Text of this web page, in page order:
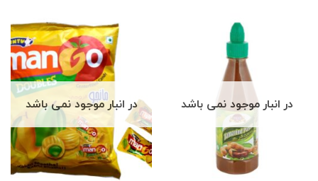
در انبار موجود نمی باشد در انبار موجود نمی باشد